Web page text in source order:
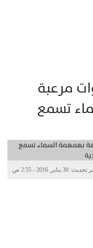
مرعبة
تسمع
30 يناير, 2016 - 2:55 ص